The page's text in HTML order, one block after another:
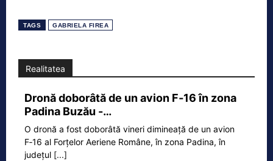
TAGS GABRIELA FIREA
Realitatea
Dronă doborâtă de un avion F‑16 în zona
Padina Buzău -…
O dronă a fost doborâtă vineri dimineață de un avion
F‑16 al Forțelor Aeriene Române, în zona Padina, în
județul [...]